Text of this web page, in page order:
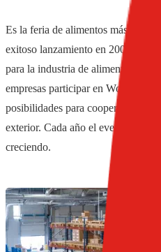
Es la feria de alimentos más
exitoso lanzamiento en 2001 se
para la industria de alimentos y
empresas participar en World
posibilidades para cooperar con
exterior. Cada año el evento atrae
creciendo.